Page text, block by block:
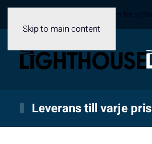
Skip to main content
Leverans till varje pris